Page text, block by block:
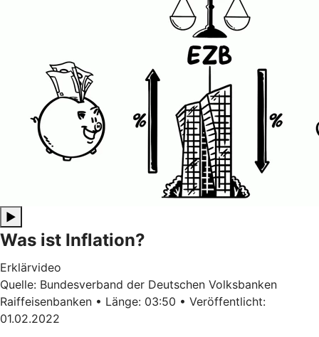
▶
Was ist Inflation?
Erklärvideo
Quelle: Bundesverband der Deutschen Volksbanken
Raiffeisenbanken • Länge: 03:50 • Veröffentlicht:
01.02.2022